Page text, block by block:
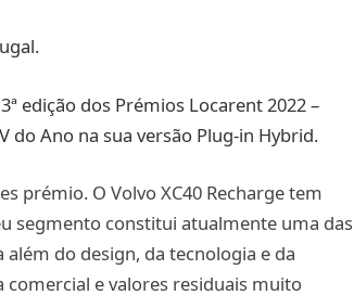
edição dos Prémios Locarent 2022 –
do Ano na sua versão Plug-in Hybrid.
prémio. O Volvo XC40 Recharge tem
segmento constitui atualmente uma das
do design, da tecnologia e da
e valores residuais muito